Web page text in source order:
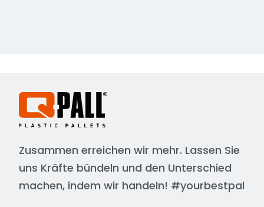
Mit einer Standardverpackung von
200 Stücken ist diese Display-
Palette perfekt für Großbetriebe.
auffüllen oder Lagerbestände
verwalten, unsere
Großverpackungsoptionen
Zusammen erreichen wir mehr. Lassen Sie
uns Kräfte bündeln und den Unterschied
machen, indem wir handeln! #yourbestpal